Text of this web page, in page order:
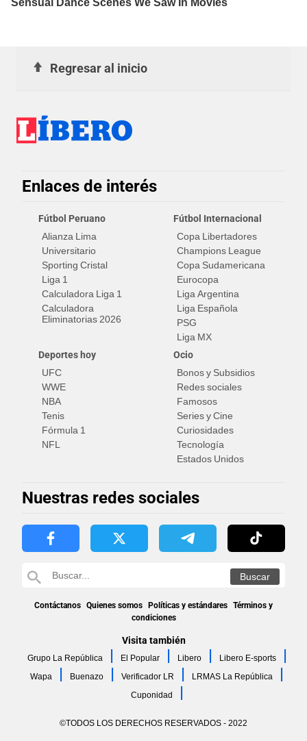
Regresar al inicio
Enlaces de interés
Fútbol Peruano
Alianza Lima
Universitario
Sporting Cristal
Liga 1
Calculadora Liga 1
Calculadora
Eliminatorias 2026
Fútbol Internacional
Copa Libertadores
Champions League
Copa Sudamericana
Eurocopa
Liga Argentina
Liga Española
PSG
Liga MX
Deportes hoy
UFC
WWE
NBA
Tenis
Fórmula 1
NFL
Ocio
Bonos y Subsidios
Redes sociales
Famosos
Series y Cine
Curiosidades
Tecnología
Estados Unidos
Nuestras redes sociales
Contáctanos Quienes somos Políticas y estándares Términos y
condiciones
Visita también
Grupo La República El Popular Libero
Libero E-sports
Wapa
Buenazo Verificador LR
LRMAS La República
Cuponidad
©TODOS LOS DERECHOS RESERVADOS - 2022